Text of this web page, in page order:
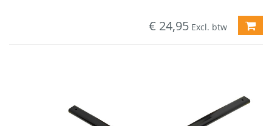
€ 24,95 Excl. btw